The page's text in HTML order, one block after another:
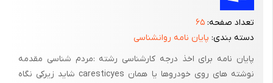
تعداد صفحه: ۶۵
دسته بندی: پایان نامه روانشناسی
پایان نامه برای اخذ درجه کارشناسی رشته :مردم شناسی مقدمه
نوشته های روی خودروها یا همان caresticyes شاید زیرکی نگاه